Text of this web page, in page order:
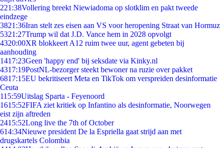
221:38Vollering breekt Niewiadoma op slotklim en pakt tweede
eindzege
3821:36Iran stelt zes eisen aan VS voor heropening Straat van Hormuz
5321:27Trump wil dat J.D. Vance hem in 2028 opvolgt
4320:00XR blokkeert A12 ruim twee uur, agent gebeten bij
aanhouding
1417:23Geen 'happy end' bij seksdate via Kinky.nl
4317:19PostNL-bezorger steekt bewoner na ruzie over pakket
6817:15EU bekritiseert Meta en TikTok om verspreiden desinformatie
Ceuta
115:59Uitslag Sparta - Feyenoord
1615:52FIFA ziet kritiek op Infantino als desinformatie, Noorwegen
eist zijn aftreden
2415:52Long live the 7th of October
614:34Nieuwe president De la Espriella gaat strijd aan met
drugskartels Colombia